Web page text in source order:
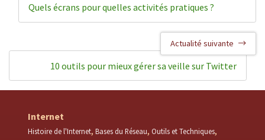
Quels écrans pour quelles activités pratiques ?
Actualité suivante
10 outils pour mieux gérer sa veille sur Twitter
Internet
Histoire de l'Internet Bases du Réseau Outils et Techniques